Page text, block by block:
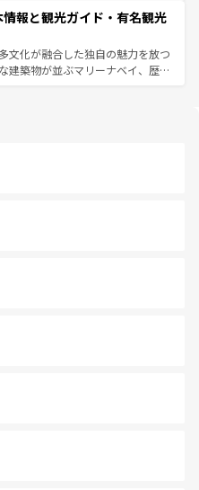
暖で、どの季節にも異なる楽しみ
すいタイの人々、仏教を中心とし
光資源が、訪れる旅人を魅了し続
イ情報はコンテンツ一覧を参照して
するはず。観光スポットが密集し
ろを回れるのも魅力。息をのむよ
験まで、香港を存分に楽しみ尽く
港情報はコンテンツ一覧を参照して
報と観光ガイド・有名観光
文化が融合した独自の魅力を放つ
建築物が並ぶマリーナベイ、歴史
風情を楽しめる外せないスポット